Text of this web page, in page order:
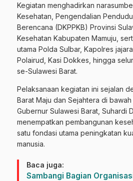
Kegiatan menghadirkan
Kesehatan, Pengendalian
Berencana (DKPPKB) Provinsi
Kesehatan Kabupaten Mamuju,
utama Polda Sulbar, Kapolres
Polairud, Kasi Dokkes, hingga
se-Sulawesi Barat.
Pelaksanaan kegiatan ini sejalan
Barat Maju dan Sejahtera di
Gubernur Sulawesi Barat, Suhardi
menempatkan pembangunan
satu fondasi utama peningkatan
manusia.
Baca juga:
Sambangi Bagian